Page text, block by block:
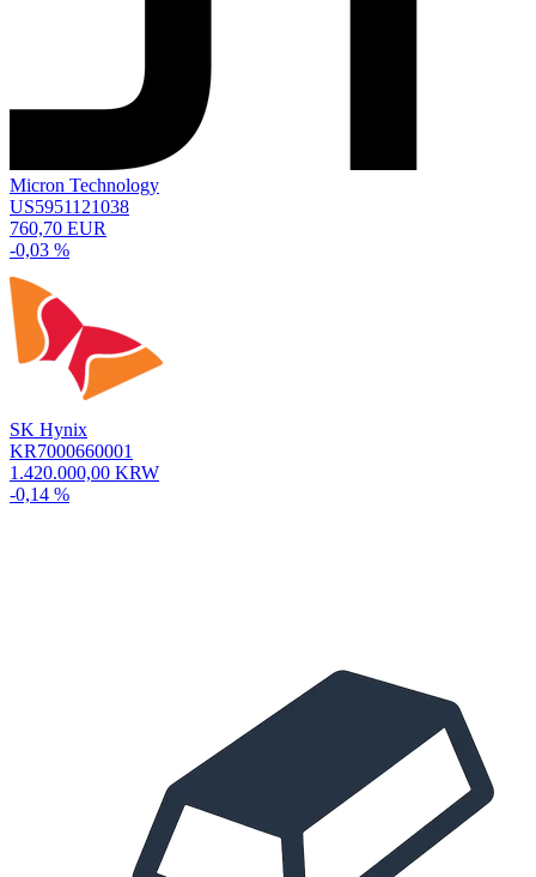
Micron Technology
US5951121038
760,70 EUR
-0,03 %
SK Hynix
KR7000660001
1.420.000,00 KRW
-0,14 %